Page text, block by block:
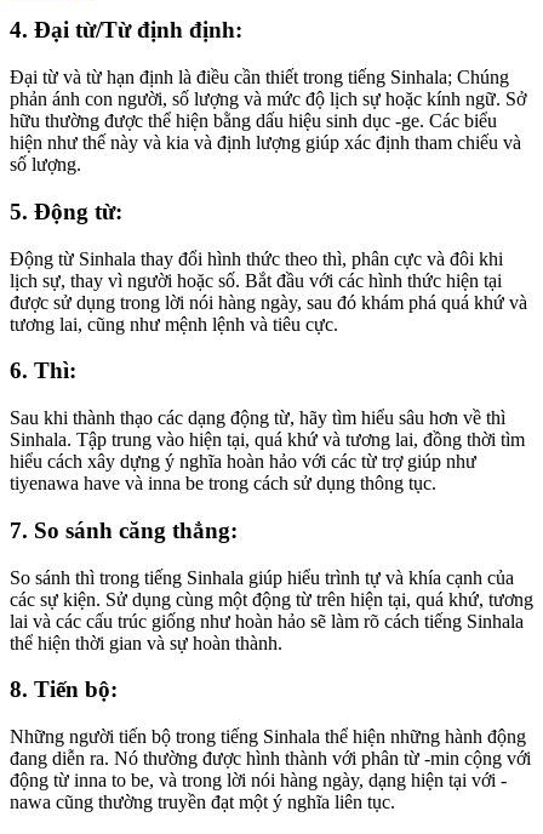
4. Đại từ/Từ định định:
Đại từ và từ hạn định là điều cần thiết trong tiếng Sinhala; Chúng
phản ánh con người, số lượng và mức độ lịch sự hoặc kính ngữ. Sở
hữu thường được thể hiện bằng dấu hiệu sinh dục -ge. Các biểu
hiện như thế này và kia và định lượng giúp xác định tham chiếu và
số lượng.
5. Động từ:
Động từ Sinhala thay đổi hình thức theo thì, phân cực và đôi khi
lịch sự, thay vì người hoặc số. Bắt đầu với các hình thức hiện tại
được sử dụng trong lời nói hàng ngày, sau đó khám phá quá khứ và
tương lai, cũng như mệnh lệnh và tiêu cực.
6. Thì:
Sau khi thành thạo các dạng động từ, hãy tìm hiểu sâu hơn về thì
Sinhala. Tập trung vào hiện tại, quá khứ và tương lai, đồng thời tìm
hiểu cách xây dựng ý nghĩa hoàn hảo với các từ trợ giúp như
tiyenawa have và inna be trong cách sử dụng thông tục.
7. So sánh căng thẳng:
So sánh thì trong tiếng Sinhala giúp hiểu trình tự và khía cạnh của
các sự kiện. Sử dụng cùng một động từ trên hiện tại, quá khứ, tương
lai và các cấu trúc giống như hoàn hảo sẽ làm rõ cách tiếng Sinhala
thể hiện thời gian và sự hoàn thành.
8. Tiến bộ:
Những người tiến bộ trong tiếng Sinhala thể hiện những hành động
đang diễn ra. Nó thường được hình thành với phân từ -min cộng với
động từ inna to be, và trong lời nói hàng ngày, dạng hiện tại với -
nawa cũng thường truyền đạt một ý nghĩa liên tục.